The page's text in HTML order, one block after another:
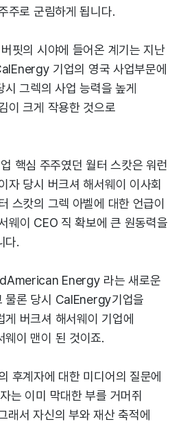
주로 군림하게 됩니다.
핏의 시야에 들어온 계기는 지난
기업의 영국 사업부문에
그렉의 사업 능력을 높게
이 크게 작용한 것으로
핵심 주주였던 월터 스캇은 워런
자 당시 버크셔 해서웨이 이사회
스캇의 그렉 아벨에 대한 언급이
웨이 CEO 직 확보에 큰 원동력을
다.
Energy 라는 새로운
물론 당시 CalEnergy기업을
버크셔 해서웨이 기업에
웨이 맨이 된 것이죠.
후계자에 대한 미디어의 질문에
는 이미 막대한 부를 거머쥐
래서 자신의 부와 재산 축적에